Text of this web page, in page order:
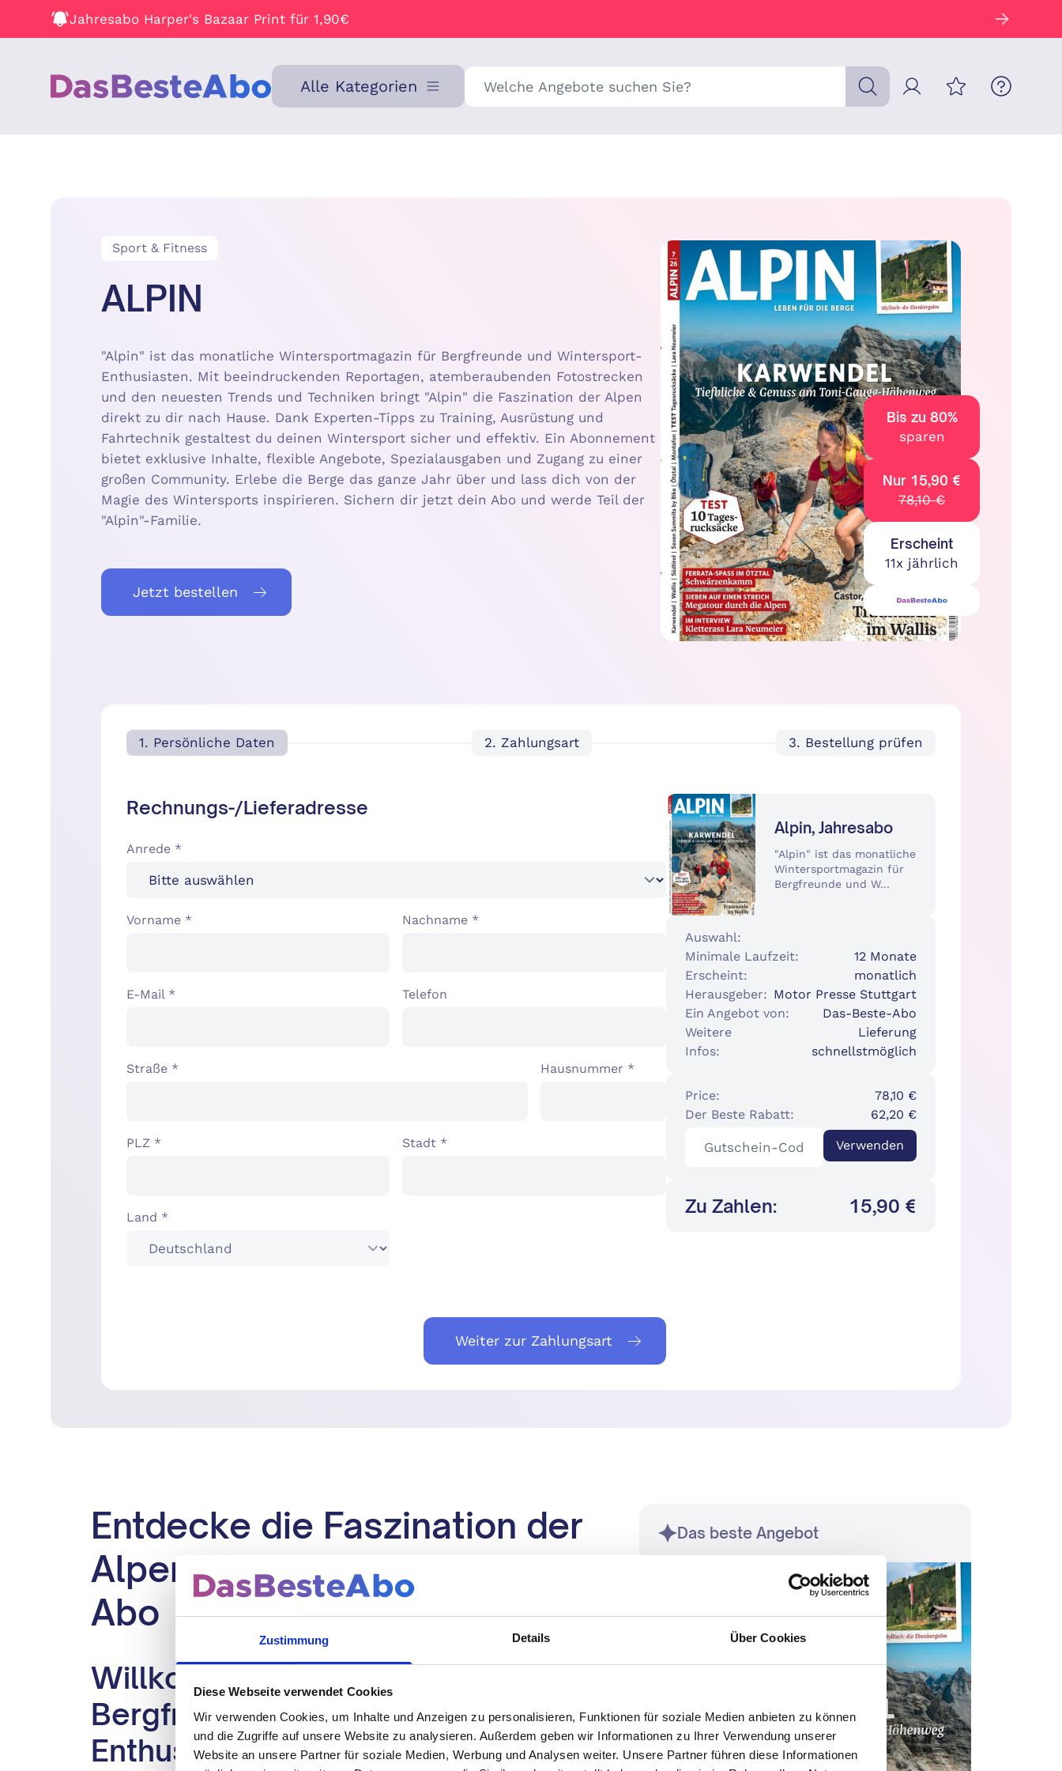
Zustimmung Details Über Cookies
Diese Webseite verwendet Cookies
Wir verwenden Cookies, um Inhalte und Anzeigen zu personalisieren, Funktionen für soziale Medien anbieten zu können
und die Zugriffe auf unsere Website zu analysieren. Außerdem geben wir Informationen zu Ihrer Verwendung unserer
Website an unsere Partner für soziale Medien, Werbung und Analysen weiter. Unsere Partner führen diese Informationen
Jahresabo Harper's Bazaar Print für 1,90€
Alle Kategorien
Suche
Sport & Fitness
ALPIN
"Alpin" ist das monatliche Wintersportmagazin für Bergfreunde und Wintersport-
Enthusiasten. Mit beeindruckenden Reportagen, atemberaubenden Fotostrecken
und den neuesten Trends und Techniken bringt "Alpin" die Faszination der Alpen
direkt zu dir nach Hause. Dank Experten-Tipps zu Training, Ausrüstung und
Fahrtechnik gestaltest du deinen Wintersport sicher und effektiv. Ein Abonnement
bietet exklusive Inhalte, flexible Angebote, Spezialausgaben und Zugang zu einer
großen Community. Erlebe die Berge das ganze Jahr über und lass dich von der
Magie des Wintersports inspirieren. Sichern dir jetzt dein Abo und werde Teil der
"Alpin"-Familie.
Jetzt bestellen
Bis zu 80%
sparen
Nur 15,90 €
78,10 €
Erscheint
11x jährlich
1. Persönliche Daten 2. Zahlungsart 3. Bestellung prüfen
Rechnungs-/Lieferadresse
Anrede *
Vorname * Nachname *
E-Mail * Telefon
Straße * Hausnummer *
PLZ * Stadt *
Land *
Weiter zur Zahlungsart
Alpin, Jahresabo
"Alpin" ist das monatliche
Wintersportmagazin für
Bergfreunde und W...
Auswahl:
Minimale Laufzeit:
12 Monate
Erscheint:
monatlich
Herausgeber: Motor Presse Stuttgart
Ein Angebot von:
Das-Beste-Abo
Weitere
Infos:
Lieferung
schnellstmöglich
Price:
78,10 €
Der Beste Rabatt:
62,20 €
Verwenden
Zu Zahlen: 15,90 €
Entdecke die Faszination der
Alpen: Dein "Alpin" Magazin im
Abo
Willkommen in der Welt der
Bergfreunde und Wintersport-
Enthusiasten
Das beste Angebot